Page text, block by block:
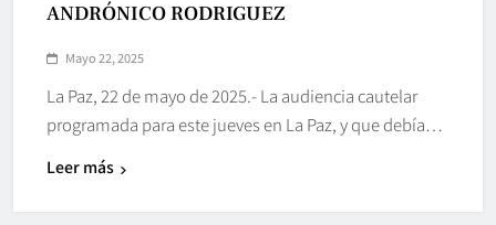
ANDRÓNICO RODRIGUEZ
Mayo 22, 2025
La Paz, 22 de mayo de 2025.- La audiencia cautelar
programada para este jueves en La Paz, y que debía…
Leer más